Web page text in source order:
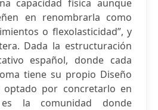
capacidad física aunque
en renombrarla como
o flexolasticidad”, y
Dada la estructuración
español, donde cada
tiene su propio Diseño
optado por concretarlo en
la comunidad donde